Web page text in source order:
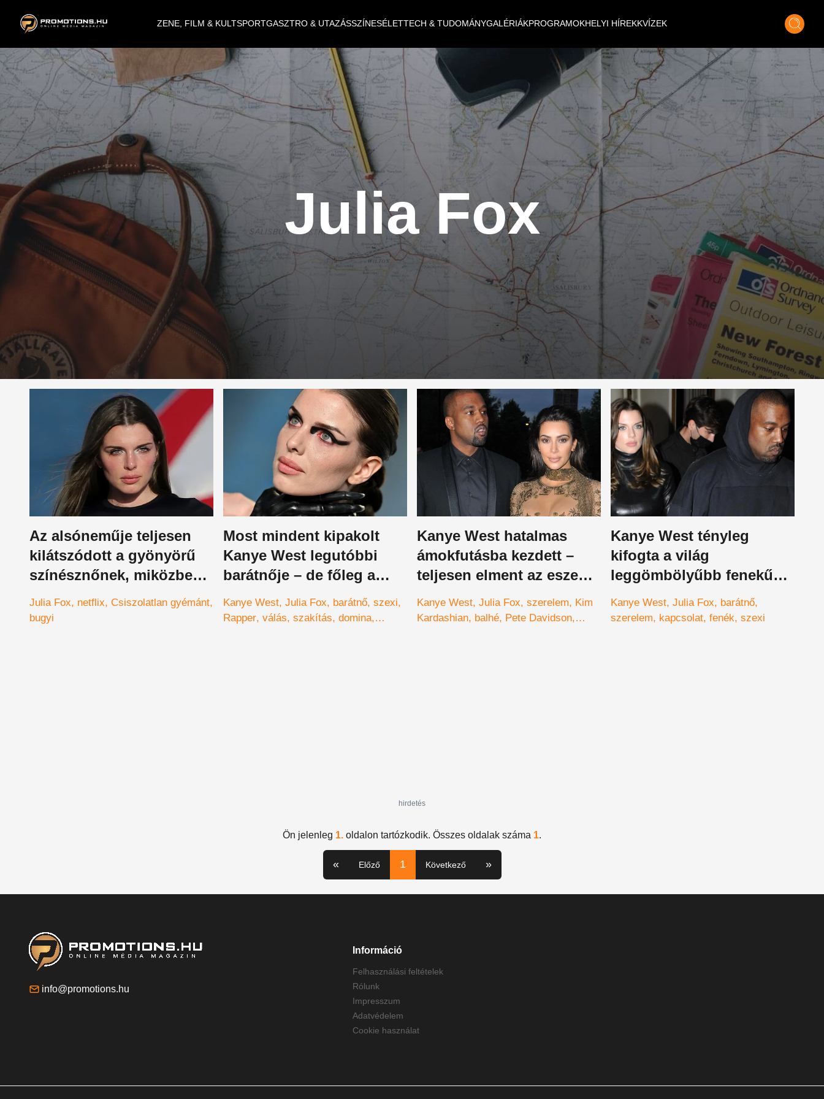
ZENE, FILM & KULTSPORTGASZTRO & UTAZÁSSZÍNESÉLETTECH & TUDOMÁNYGALÉRIÁKPROGRAMOKHELYI HÍREKKVÍZEK
Julia Fox
Az alsóneműje teljesen
kilátszódott a gyönyörű
színésznőnek, miközben
bevásárolt - Julia Fox
csak követte a divatot
Julia Fox netflix Csiszolatlan gyémánt
bugyi
Most mindent kipakolt
Kanye West legutóbbi
barátnője – de főleg a
melleit
Kanye West Julia Fox barátnő szexi
Rapper válás szakítás domina
Kanye West hatalmas
ámokfutásba kezdett –
teljesen elment az esze
Kim Kardashian miatt
Kanye West Julia Fox szerelem
Kim
Kardashian balhé Pete Davidson
Kanye West tényleg
kifogta a világ
leggömbölyűbb fenekű
csaját – a mázlista!
Kanye West Julia Fox
barátnő
szerelem
kapcsolat fenék szexi
hirdetés
Ön jelenleg 1. oldalon tartózkodik. Összes oldalak száma 1.
« Előző 1 Következő »
info@promotions.hu
Információ
Felhasználási feltételek
Rólunk
Impresszum
Adatvédelem
Cookie használat